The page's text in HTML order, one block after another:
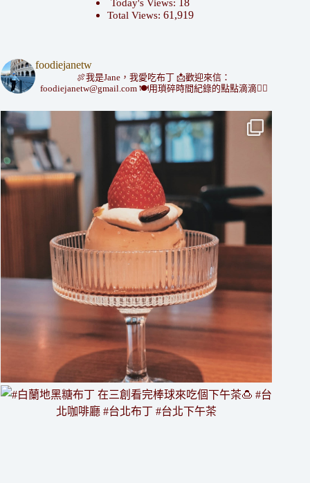
Today's Views:
Total Views: 61,919
foodiejanetw
🍖我是Jane，我愛吃布丁 📩歡迎來信：
foodiejanetw@gmail.com🍽用瑣碎時間紀錄的點點滴滴👇🏻